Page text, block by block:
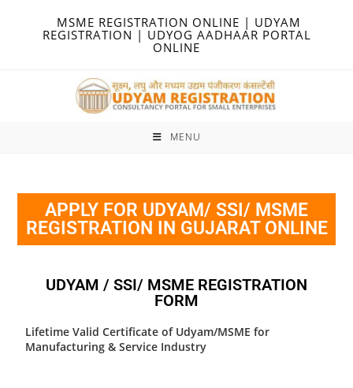
MSME REGISTRATION ONLINE | UDYAM
REGISTRATION | UDYOG AADHAAR PORTAL
ONLINE
MENU
APPLY FOR UDYAM/ SSI/ MSME
REGISTRATION IN GUJARAT ONLINE
UDYAM / SSI/ MSME REGISTRATION
FORM
Lifetime Valid Certificate of Udyam/MSME for
Manufacturing & Service Industry